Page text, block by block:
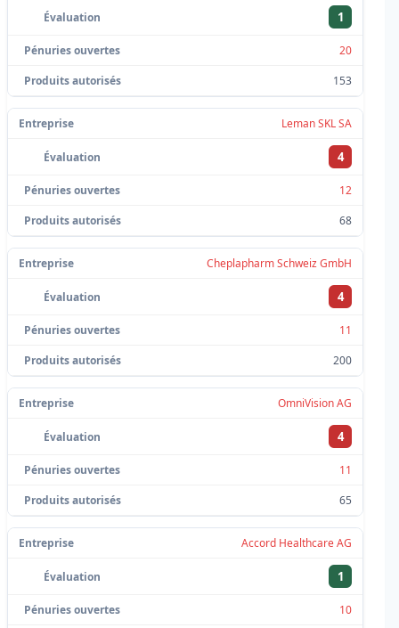
1
20
153
Leman SKL SA
4
12
68
Cheplapharm Schweiz GmbH
4
11
200
OmniVision AG
4
11
65
Accord Healthcare AG
1
10